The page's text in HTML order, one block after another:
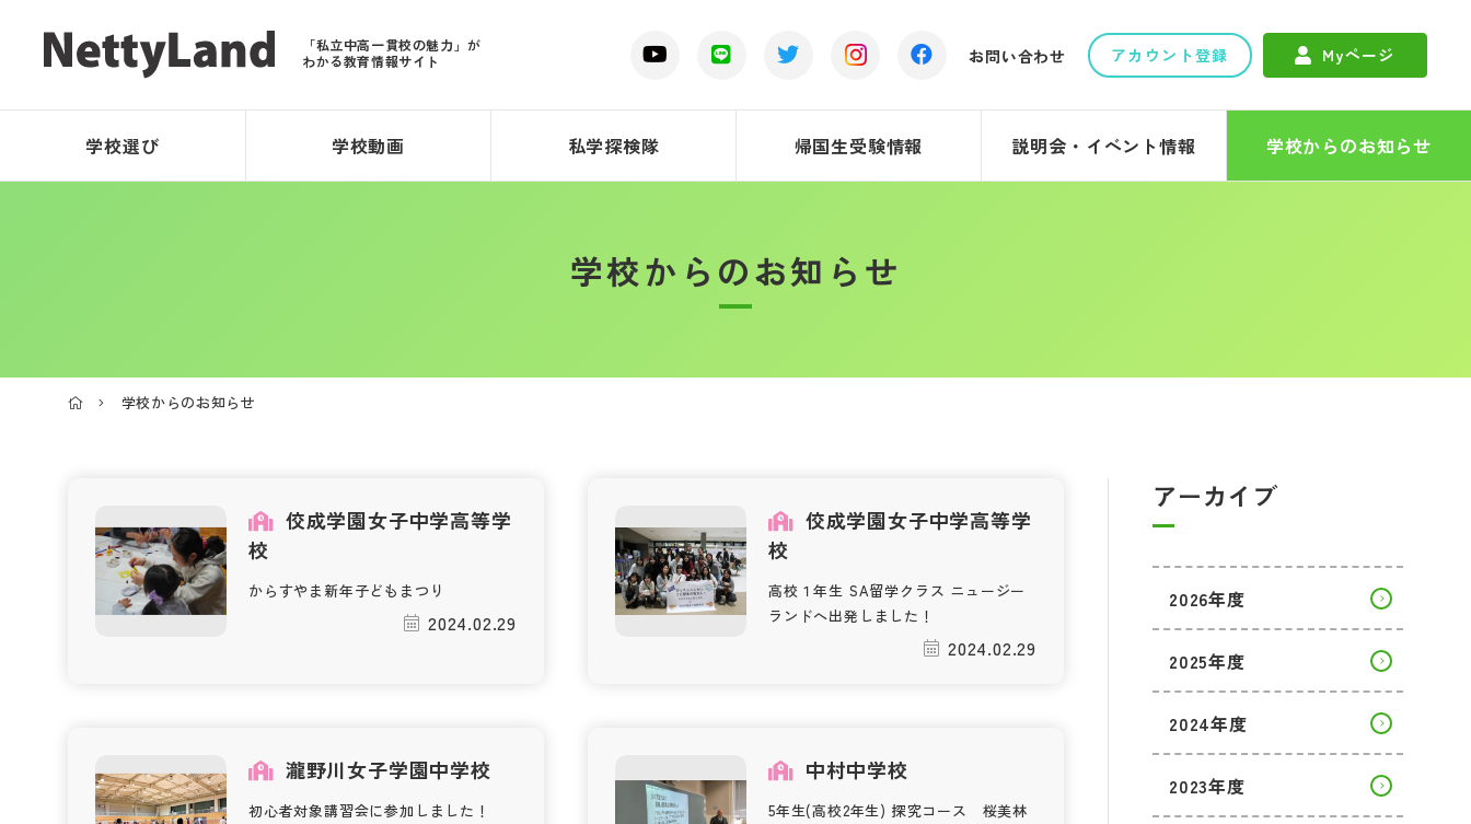
「私立中高一貫校の魅力」が
わかる教育情報サイト
お問い合わせ アカウント登録 Myページ
学校選び 学校動画 私学探検隊 帰国生受験情報 説明会・イベント情報 学校からのお知らせ
学校からのお知らせ
学校からのお知らせ
佼成学園女子中学高等学
校
からすやま新年子どもまつり
2024.02.29
佼成学園女子中学高等学
校
高校１年生 SA留学クラス ニュージー
ランドへ出発しました！
2024.02.29
瀧野川女子学園中学校
初心者対象講習会に参加しました！
中村中学校
5年生(高校2年生) 探究コース 桜美林
アーカイブ
2026年度
2025年度
2024年度
2023年度